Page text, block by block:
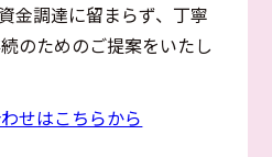
金調達に留まらず、丁寧
のためのご提案をいたし
せはこちらから